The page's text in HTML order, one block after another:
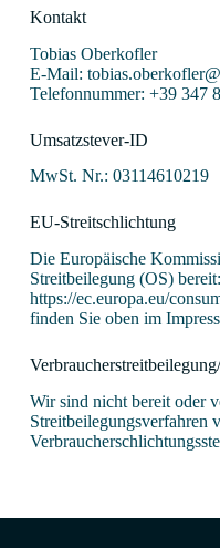
Kontakt
Tobias Oberkofler
E-Mail:
Telefonnummer: +39 347
Umsatzstever-ID
MwSt. Nr.: 03114610219
EU-Streitschlichtung
Die Europäische
Streitbeilegung (OS) bereit:
https://ec.europa.eu/
finden Sie oben im
Wir sind nicht bereit oder
Streitbeilegungsverfahren